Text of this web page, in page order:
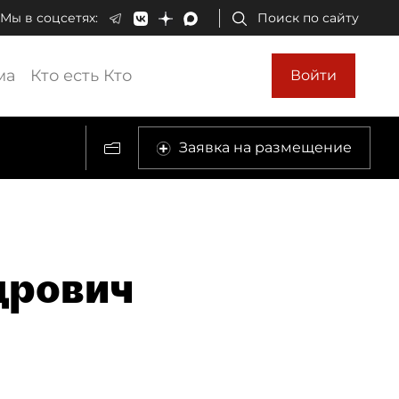
Мы в соцсетях: Поиск по сайту
Кто есть Кто Войти
Заявка на размещение